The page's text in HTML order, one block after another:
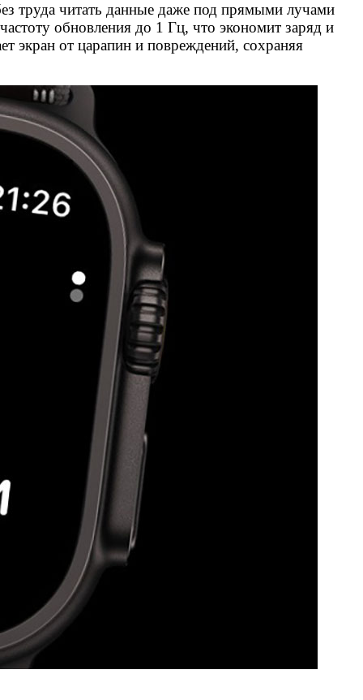
труда читать данные даже под прямыми лучами
обновления до 1 Гц, что экономит заряд и
экран от царапин и повреждений, сохраняя